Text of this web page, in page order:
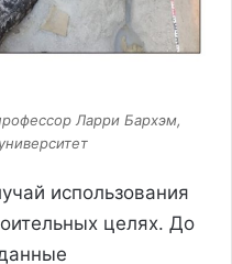
Ларри Бархэм,
использования
целях. До